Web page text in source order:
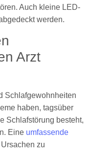
Auch kleine LED-
werden.
Arzt
Schlafgewohnheiten
haben, tagsüber
Schlafstörung besteht,
Eine umfassende
zu